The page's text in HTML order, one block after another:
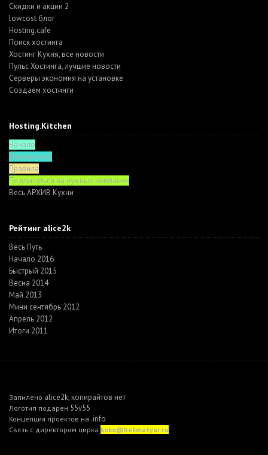
Скидки и акции 2
lowcost блог
Hosting.cafe
Поиск хостинга
Хостинг Кухня, все новости
Пульс Хостинга, лучшие новости
Серверы экономия на установке
Создаем хостинги
Hosting.Kitchen
Начало
Функционал
Правила
Подписаться на нужные компании
Весь АРХИВ Кухни
Рейтинг alice2k
Весь Путь
Начало 2016
Быстрый 2015
Весна 2014
Май 2013
Мини сентябрь 2012
Апрель 2012
Итоги 2011
Запилено alice2k копирайтов нет
Логотип подарен 55v55
Концепция проектов на .info
Связь с директором цирка koko@hekmatyar.ru